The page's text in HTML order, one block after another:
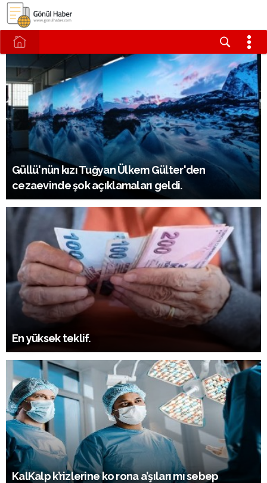
Güllü'nün kızı Tuğyan Ülkem Gülter'den
cezaevinde şok açıklamaları geldi.
En yüksek teklif.
KalKalp k’rizlerine ko rona a’şıları mı sebep